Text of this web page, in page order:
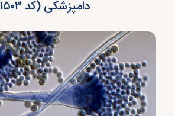
دامپزشکی (کد ۱۵۰۳)